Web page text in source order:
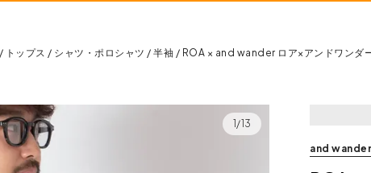
トップス シャツ・ポロシャツ 半袖 ROA × and wander ロア×アンドワンダ
1/13
and wander